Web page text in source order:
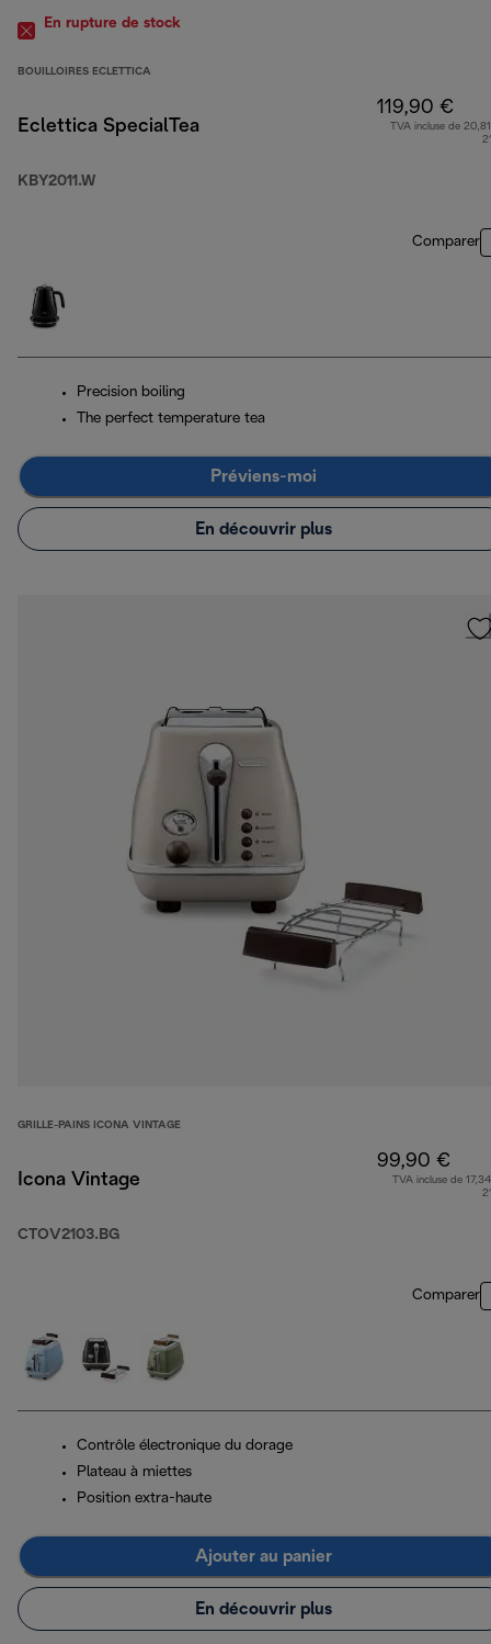
En rupture de stock
BOUILLOIRES ECLETTICA
Eclettica SpecialTea
KBY2011.W
119,90 €
TVA incluse de
Comparer
Precision boiling
The perfect temperature tea
Préviens-moi
En découvrir plus
GRILLE-PAINS ICONA VINTAGE
Icona Vintage
CTOV2103.BG
99,90 €
TVA incluse de
Comparer
Contrôle électronique du dorage
Plateau à miettes
Position extra-haute
Ajouter au panier
En découvrir plus